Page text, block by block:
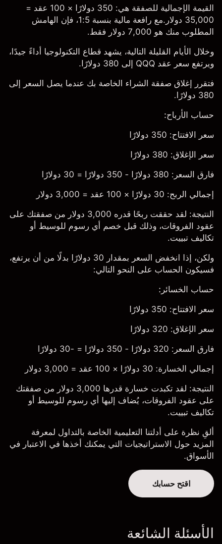
القيمة الإجمالية للصفقة هي: 350 دولارًا × 100 عقد =
35,000 دولار.مع رافعة مالية بنسبة 1:5، فإن الهامش
المطلوب منك هو 7,000 دولار فقط.
وخلال الأيام القليلة التالية، يشهد قطاع التكنولوجيا أداءً جيدًا،
ويرتفع سعر عقد QQQ إلى 380 دولارًا.
فتقرر إغلاق صفقة الشراء الخاصة بك عندما يصل السعر إلى
380 دولارًا.
حساب الأرباح:
سعر الافتتاح: 350 دولارًا
سعر الإغلاق: 380 دولارًا
فارق السعر: 380 دولارًا - 350 دولارًا = 30 دولارًا
إجمالي الربح: 30 دولارًا × 100 عقد = 3,000 دولار
النتيجة: لقد حققت ربحًا قدره 3,000 دولار من صفقتك على
عقود الفروقات، وذلك قبل خصم أي رسوم للوسيط أو
تكاليف تبييت.
ولكن، إذا انخفض السعر بمقدار 30 دولارًا بدلًا من أن يرتفع،
فسيكون الحساب على النحو التالي:
حساب الخسائر:
سعر الافتتاح: 350 دولارًا
سعر الإغلاق: 320 دولارًا
فارق السعر: 320 دولارًا - 350 دولارًا = -30 دولارًا
إجمالي الخسارة: 30 دولارًا × 100 عقد = 3,000 دولار
النتيجة: لقد تكبدت خسارة قدرها 3,000 دولار من صفقتك
على عقود الفروقات، يُضاف إليها أي رسوم للوسيط أو
تكاليف تبييت.
ألقِ نظرة على أدلتنا التعليمية الخاصة بالتداول لمعرفة
المزيد حول الاستراتيجيات التي يمكنك أخذها في الاعتبار في
الأسواق.
اقتح حسابك
الأسئلة الشائعة